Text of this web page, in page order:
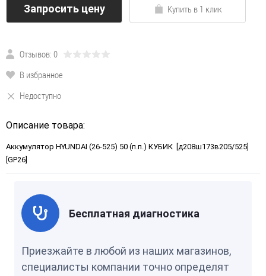
Запросить цену Купить в 1 клик
Отзывов: 0
В избранное
Недоступно
Описание товара:
Аккумулятор HYUNDAI (26-525) 50 (п.п.) КУБИК [д208ш173в205/525]
[GP26]
Бесплатная диагностика
Приезжайте в любой из наших магазинов,
специалисты компании точно определят